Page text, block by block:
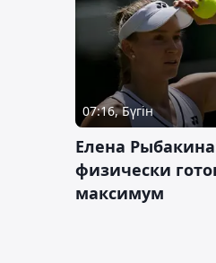
07:16, Бүгін
Елена
физически
максимум